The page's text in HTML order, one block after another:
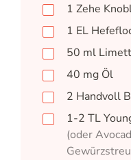
1 Zehe
1 EL
50 ml
40 mg Öl
2 Handvoll
1-2 TL
(oder